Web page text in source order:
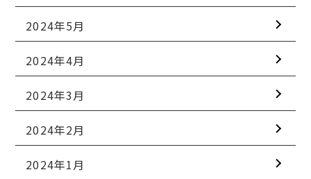
2024年5月
2024年4月
2024年3月
2024年2月
2024年1月